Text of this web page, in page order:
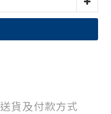
送貨及付款方式